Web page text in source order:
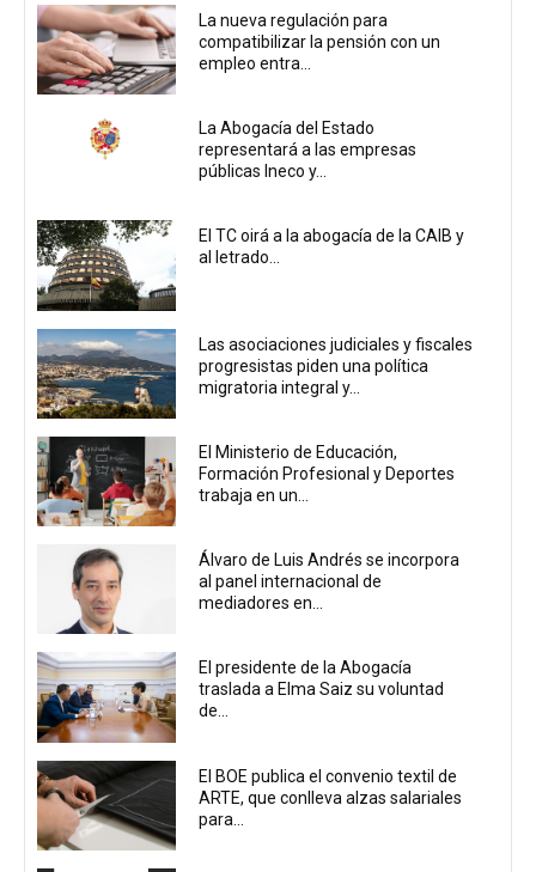
La nueva regulación para
compatibilizar la pensión con un
empleo entra...
La Abogacía del Estado
representará a las empresas
públicas Ineco y...
El TC oirá a la abogacía de la CAIB y
al letrado...
Las asociaciones judiciales y fiscales
progresistas piden una política
migratoria integral y...
El Ministerio de Educación,
Formación Profesional y Deportes
trabaja en un...
Álvaro de Luis Andrés se incorpora
al panel internacional de
mediadores en...
El presidente de la Abogacía
traslada a Elma Saiz su voluntad
de...
El BOE publica el convenio textil de
ARTE, que conlleva alzas salariales
para...